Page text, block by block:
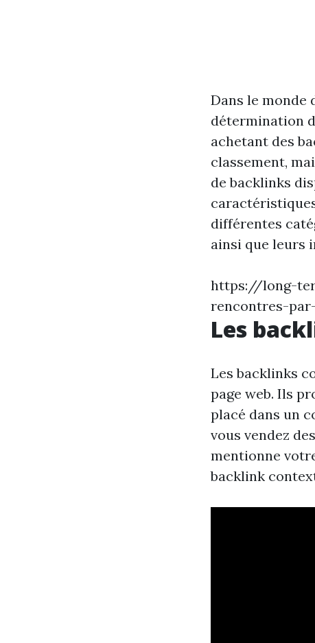
Dans le monde
détermination
achetant des
classement,
de backlinks
différentes
ainsi que leurs
https://long-
rencontres-
Les
Les backlinks
page web. Ils
placé dans un
vous vendez
mentionne
backlink